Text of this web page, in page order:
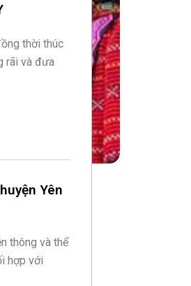
thời thúc
rãi và đưa
Yên
thông và thể
hợp với